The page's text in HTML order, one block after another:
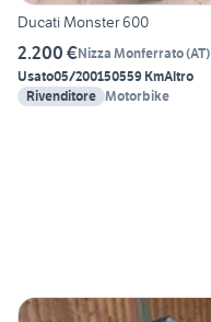
Ducati Monster 600
2.200 €Nizza Monferrato(AT)
Usato05/200150559 KmAltro
Rivenditore Motorbike